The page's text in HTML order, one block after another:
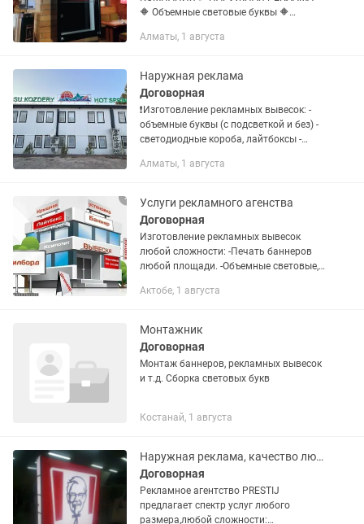
🔶 Объемные световые буквы 🔶
🔶Баннеры,пресстены,фотозона 🔶
Оформление входной группы 🔶
Изготовление...
Алматы, 1 августа
Наружная реклама
Договорная
❗Изготовление рекламных вывесок: -
объемные буквы (с подсветкой и без) -
светодиодные короба, лайтбоксы -
(стритлайны) Производство
Алматы, 1 августа
Услуги рекламного агенства
Договорная
Изготовление рекламных вывесок
любой сложности: -Печать баннеров
любой площади. -Объемные световые,
буквы на любой подложке и без.
Актобе, 1 августа
Монтажник
Договорная
Монтаж баннеров, рекламных вывесок
и т.д. Сборка световых букв
Костанай, 1 августа
Наружная реклама, качество люкс (доступные цены )
Договорная
Рекламное агентство PRESTIJ
предлагает спектр услуг любого
размера,любой сложности: